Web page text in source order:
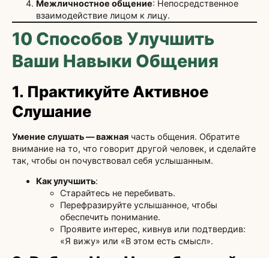
Межличностное общение: Непосредственное
взаимодействие лицом к лицу.
10 Способов Улучшить
Ваши Навыки Общения
1. Практикуйте Активное
Слушание
Умение слушать — важная часть общения. Обратите
внимание на то, что говорит другой человек, и сделайте
так, чтобы он почувствовал себя услышанным.
Как улучшить:
Старайтесь не перебивать.
Перефразируйте услышанное, чтобы
обеспечить понимание.
Проявите интерес, кивнув или подтвердив:
«Я вижу» или «В этом есть смысл».